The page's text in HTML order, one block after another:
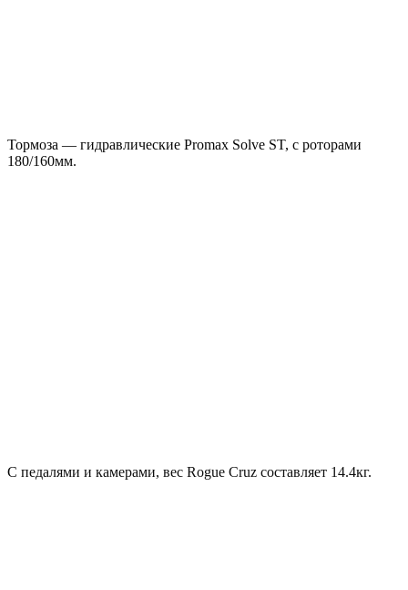
Тормоза — гидравлические Promax Solve ST, с роторами
180/160мм.
С педалями и камерами, вес Rogue Cruz составляет 14.4кг.